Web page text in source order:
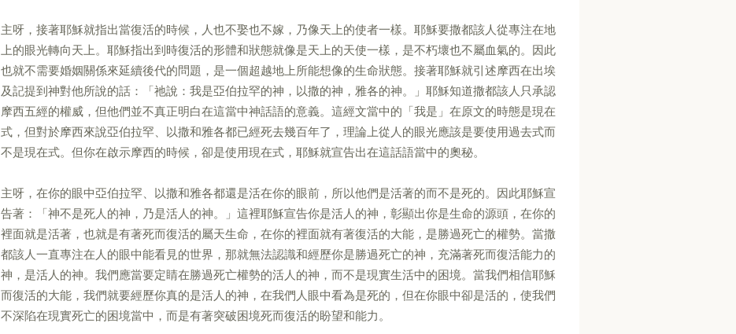
主呀，接著耶穌就指出當復活的時候，人也不娶也不嫁，乃像天上的使者一樣。耶穌要撒都該人從專注在地
上的眼光轉向天上。耶穌指出到時復活的形體和狀態就像是天上的天使一樣，是不朽壞也不屬血氣的。因此
也就不需要婚姻關係來延續後代的問題，是一個超越地上所能想像的生命狀態。接著耶穌就引述摩西在出埃
及記提到神對他所說的話：「祂說：我是亞伯拉罕的神，以撒的神，雅各的神。」耶穌知道撒都該人只承認
摩西五經的權威，但他們並不真正明白在這當中神話語的意義。這經文當中的「我是」在原文的時態是現在
式，但對於摩西來說亞伯拉罕、以撒和雅各都已經死去幾百年了，理論上從人的眼光應該是要使用過去式而
不是現在式。但你在啟示摩西的時候，卻是使用現在式，耶穌就宣告出在這話語當中的奧秘。
主呀，在你的眼中亞伯拉罕、以撒和雅各都還是活在你的眼前，所以他們是活著的而不是死的。因此耶穌宣
告著：「神不是死人的神，乃是活人的神。」這裡耶穌宣告你是活人的神，彰顯出你是生命的源頭，在你的
裡面就是活著，也就是有著死而復活的屬天生命，在你的裡面就有著復活的大能，是勝過死亡的權勢。當撒
都該人一直專注在人的眼中能看見的世界，那就無法認識和經歷你是勝過死亡的神，充滿著死而復活能力的
神，是活人的神。我們應當要定睛在勝過死亡權勢的活人的神，而不是現實生活中的困境。當我們相信耶穌
而復活的大能，我們就要經歷你真的是活人的神，在我們人眼中看為是死的，但在你眼中卻是活的，使我們
不深陷在現實死亡的困境當中，而是有著突破困境死而復活的盼望和能力。